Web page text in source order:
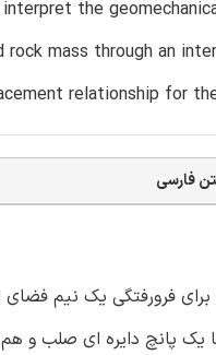
the
mass through an
relationship for
فارسی
فرورفتگی یک نیم
یک پانچ دایره ای صلب و